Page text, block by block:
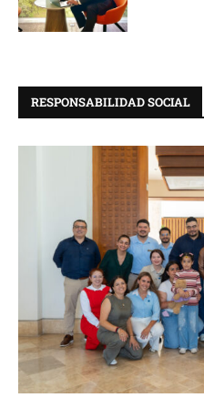
RESPONSABILIDAD SOCIAL